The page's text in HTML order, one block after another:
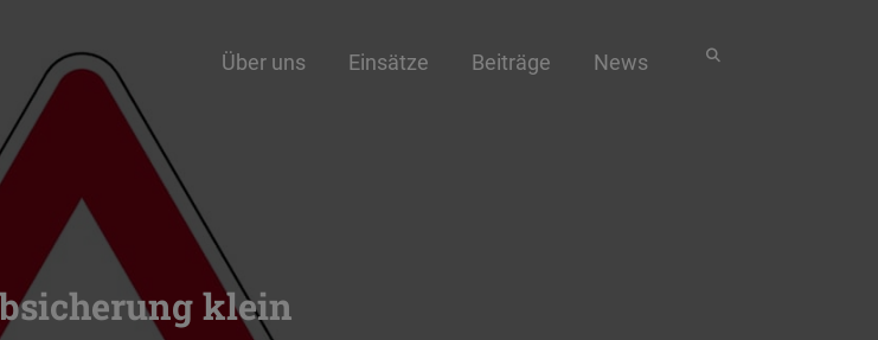
Über uns Einsätze Beiträge News
klein